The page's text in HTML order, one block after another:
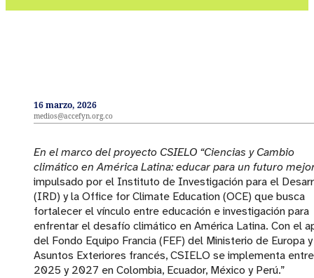
16 marzo, 2026
medios@accefyn.org.co
En el marco del proyecto CSIELO “Ciencias y Cambio
climático en América Latina: educar para un futuro
impulsado por el Instituto de Investigación para el
(IRD) y la Office for Climate Education (OCE) que busca
fortalecer el vínculo entre educación e investigación para
enfrentar el desafío climático en América Latina. Con el
del Fondo Equipo Francia (FEF) del Ministerio de Europa y
Asuntos Exteriores francés, CSIELO se implementa entre
2025 y 2027 en Colombia, Ecuador, México y Perú.”